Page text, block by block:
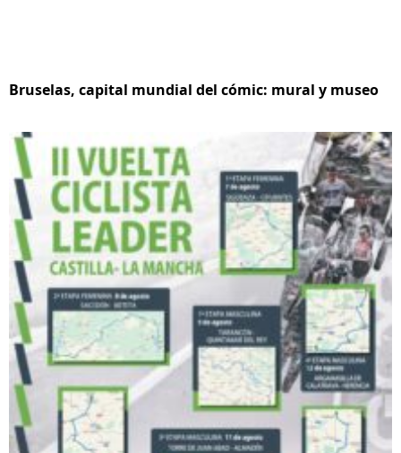
Bruselas, capital mundial del cómic: mural y museo